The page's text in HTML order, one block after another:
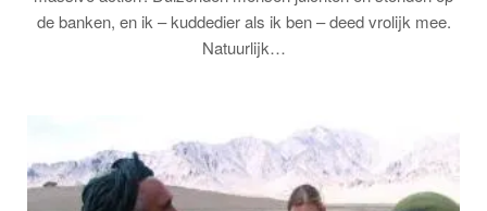
de banken, en ik – kuddedier als ik ben – deed vrolijk mee.
Natuurlijk…